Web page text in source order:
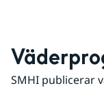
SMHI publicerar